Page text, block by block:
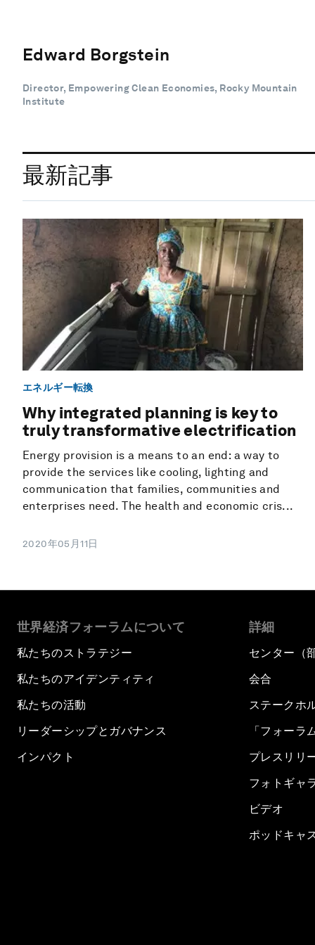
Edward Borgstein
Director, Empowering Clean Economies, Rocky Mountain
Institute
最新記事
エネルギー転換
Why integrated planning is key to
truly transformative electrification
Energy provision is a means to an end: a way to
provide the services like cooling, lighting and
communication that families, communities and
enterprises need. The health and economic cris...
2020年05月11日
世界経済フォーラムについて
私たちのストラテジー
私たちのアイデンティティ
私たちの活動
リーダーシップとガバナンス
インパクト
詳細
センター（
会合
ステークホ
「フォーラ
プレスリリ
フォトギャ
ビデオ
ポッドキャ